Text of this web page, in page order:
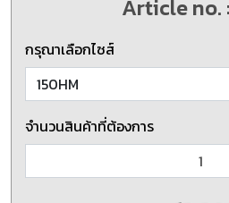
Article no.
กรุณาเลือกไซส์
จำนวนสินค้าที่ต้องการ